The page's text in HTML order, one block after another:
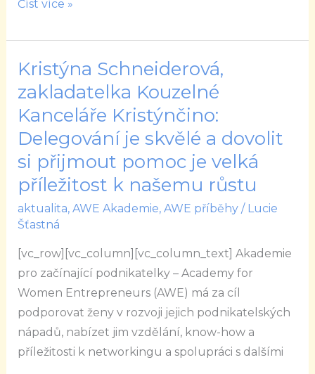
styl
v
každé
roli
Číst více »
Kristýna Schneiderová,
zakladatelka Kouzelné
Kanceláře Kristýnčino:
Delegování je skvělé a dovolit
si přijmout pomoc je velká
příležitost k našemu růstu
aktualita, AWE Akademie, AWE příběhy/ Lucie
Šťastná
[vc_row][vc_column][vc_column_text] Akademie
pro začínající podnikatelky – Academy for
Women Entrepreneurs (AWE) má za cíl
podporovat ženy v rozvoji jejich podnikatelských
nápadů, nabízet jim vzdělání, know-how a
příležitosti k networkingu a spolupráci s dalšími
Kristýna
Schneiderová,
zakladatelka
Kouzelné
Kanceláře
Kristýnčino:
Delegování
je
skvělé
dovolit
si
pomoc
velká